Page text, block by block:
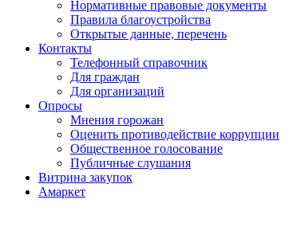
Нормативные правовые документы
Правила благоустройства
Открытые данные, перечень
Контакты
Телефонный справочник
Для граждан
Для организаций
Опросы
Мнения горожан
Оценить противодействие коррупции
Общественное голосование
Публичные слушания
Витрина закупок
Амаркет